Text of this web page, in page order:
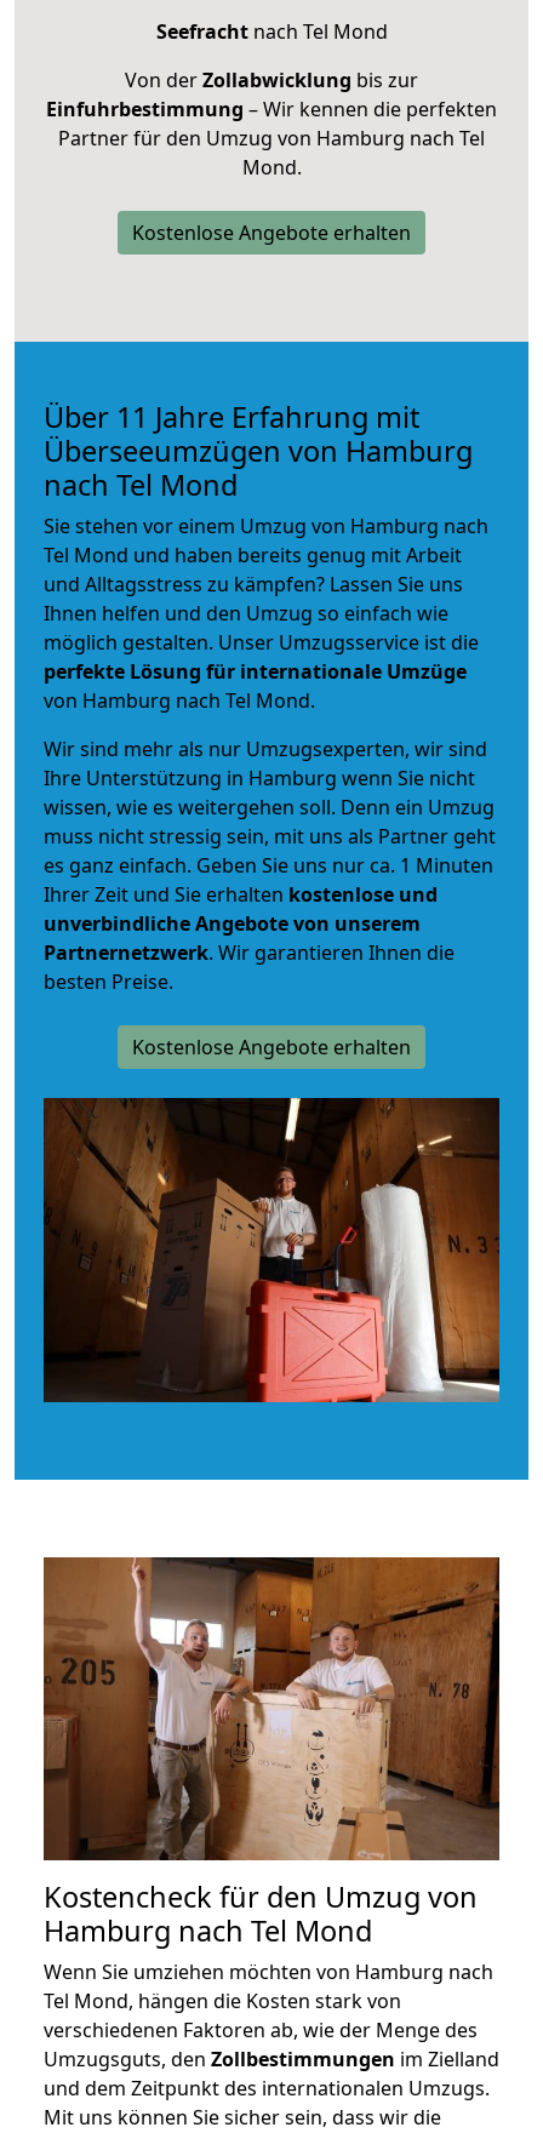
Seefrachtnach Tel Mond
Von derZollabwicklung bis zur
Einfuhrbestimmung – Wir kennen die perfekten
Partner für den Umzug von Hamburg nach Tel
Mond.
Kostenlose Angebote erhalten
Über 11 Jahre Erfahrung mit
Überseeumzügen von Hamburg
nach Tel Mond
Sie stehen vor einem Umzug von Hamburg nach
Tel Mond und haben bereits genug mit Arbeit
und Alltagsstress zu kämpfen? Lassen Sie uns
Ihnen helfen und den Umzug so einfach wie
möglich gestalten. Unser Umzugsservice ist die
perfekte Lösung für internationale Umzüge
von Hamburg nach Tel Mond.
Wir sind mehr als nur Umzugsexperten, wir sind
Ihre Unterstützung in Hamburg wenn Sie nicht
wissen, wie es weitergehen soll. Denn ein Umzug
muss nicht stressig sein, mit uns als Partner geht
es ganz einfach. Geben Sie uns nur ca. 1 Minuten
Ihrer Zeit und Sie erhalten kostenlose und
unverbindlicheAngebote von unserem
Partnernetzwerk. Wir garantieren Ihnen die
besten Preise.
Kostenlose Angebote erhalten
Kostencheck für den Umzug von
Hamburg nach Tel Mond
Wenn Sie umziehen möchten von Hamburg nach
Tel Mond, hängen die Kosten stark von
verschiedenen Faktoren ab, wie der Menge des
Umzugsguts, den Zollbestimmungen im Zielland
und dem Zeitpunkt des internationalen Umzugs.
Mit uns können Sie sicher sein, dass wir die